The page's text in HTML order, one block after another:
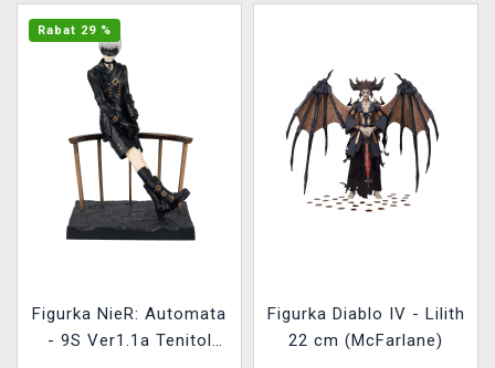
Rabat 29 %
Figurka NieR: Automata
- 9S Ver1.1a Tenitol
Figurka Diablo IV - Lilith
22 cm (McFarlane)